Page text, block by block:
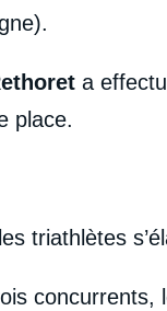
a
place.
triathlètes
concurrents,